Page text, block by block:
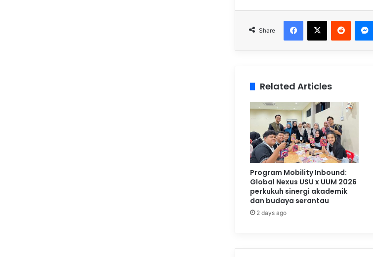
Share
Related Articles
Program Mobility Inbound:
Global Nexus USU x UUM 2026
perkukuh sinergi akademik
dan budaya serantau
2 days ago